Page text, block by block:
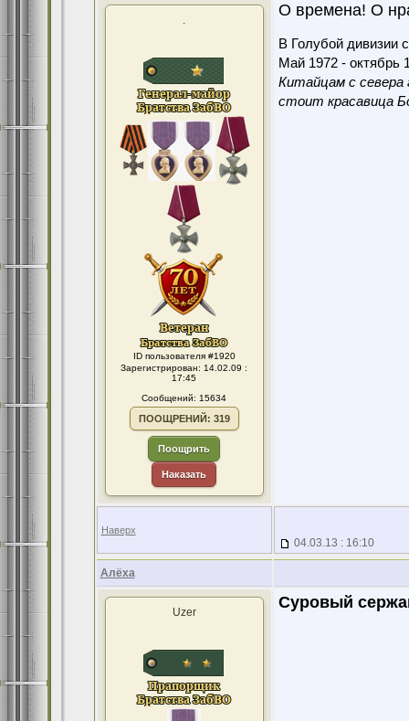
.
ID пользователя #1920
Зарегистрирован: 14.02.09 :
17:45
Сообщений: 15634
ПООЩРЕНИЙ: 319
Поощрить
Наказать
О времена! О
В Голубой дивизии
Май 1972 - октябрь
Китайцам с севера
стоит красавица
Наверх
04.03.13 : 16:10
Алёха
Uzer
Суровый